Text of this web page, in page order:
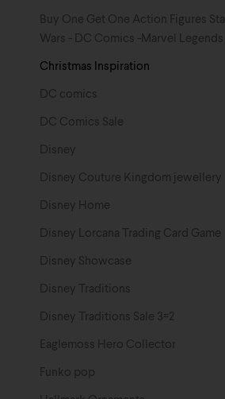
Buy One Get One Action Figures Star
Wars - DC Comics -Marvel Legends
Christmas Inspiration
DC comics
DC Comics Sale
Disney
Disney Couture Kingdom jewellery
Disney Home
Disney Lorcana Trading Card Game
Disney Showcase
Disney Traditions
Disney Traditions Sale 3=2
Eaglemoss Hero Collector
Funko pop